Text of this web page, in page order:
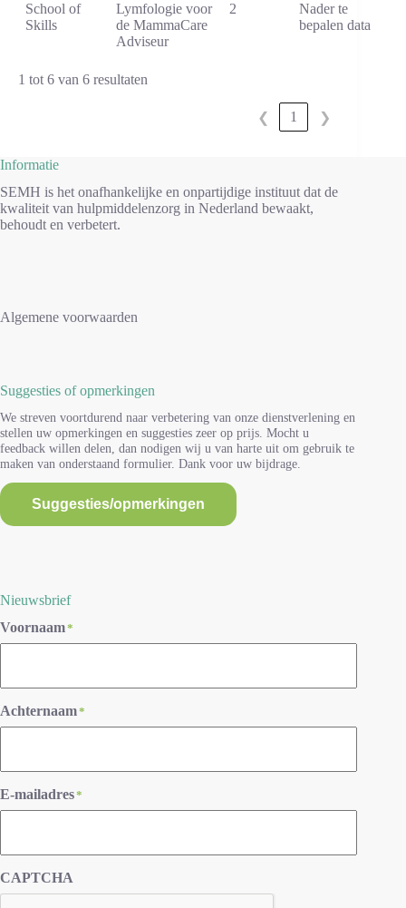
School of
Skills
Lymfologie voor
de MammaCare
Adviseur
2
Nader te
bepalen data
1 tot 6 van 6 resultaten
❮ 1 ❯
Informatie
SEMH is het onafhankelijke en onpartijdige instituut dat de
kwaliteit van hulpmiddelenzorg in Nederland bewaakt,
behoudt en verbetert.
Algemene voorwaarden
Suggesties of opmerkingen
We streven voortdurend naar verbetering van onze dienstverlening en
stellen uw opmerkingen en suggesties zeer op prijs. Mocht u
feedback willen delen, dan nodigen wij u van harte uit om gebruik te
maken van onderstaand formulier. Dank voor uw bijdrage.
Suggesties/opmerkingen
Nieuwsbrief
Voornaam*
Achternaam*
E-mailadres*
CAPTCHA